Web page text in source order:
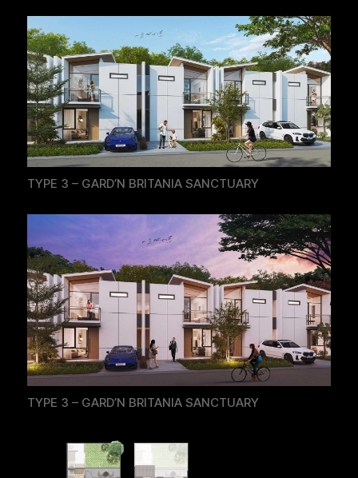
TYPE 3 – GARD’N BRITANIA SANCTUARY
TYPE 3 – GARD’N BRITANIA SANCTUARY